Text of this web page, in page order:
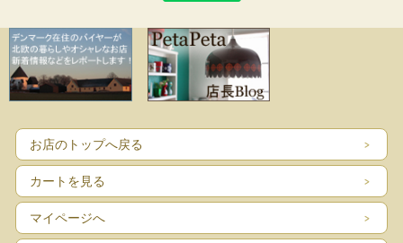
お店のトップへ戻る
カートを見る
マイページへ